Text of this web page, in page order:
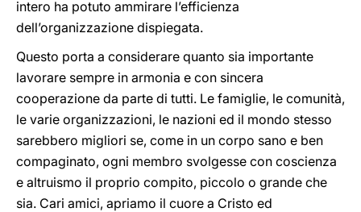
intero ha potuto ammirare l’efficienza
dell’organizzazione dispiegata.
Questo porta a considerare quanto sia importante
lavorare sempre in armonia e con sincera
cooperazione da parte di tutti. Le famiglie, le comunità,
le varie organizzazioni, le nazioni ed il mondo stesso
sarebbero migliori se, come in un corpo sano e ben
compaginato, ogni membro svolgesse con coscienza
e altruismo il proprio compito, piccolo o grande che
sia. Cari amici, apriamo il cuore a Cristo ed